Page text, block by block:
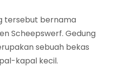
tersebut bernama
Scheepswerf. Gedung
sebuah bekas
kapal kecil.